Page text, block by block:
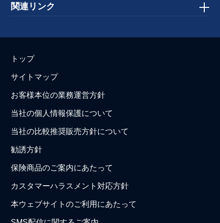
関連リンク
トップ
サイトマップ
お客様本位の業務運営方針
当社の個人情報保護について
当社の比較推奨販売方針について
勧誘方針
保険商品のご案内にあたって
カスタマーハラスメント対応方針
本ウェブサイトのご利用にあたって